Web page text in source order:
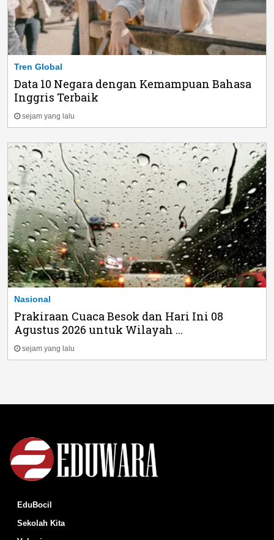
Tren Global
Data 10 Negara dengan Kemampuan Bahasa
Inggris Terbaik
sejam yang lalu
Nasional
Prakiraan Cuaca Besok dan Hari Ini 08
Agustus 2026 untuk Wilayah ...
sejam yang lalu
EduBocil
Sekolah Kita